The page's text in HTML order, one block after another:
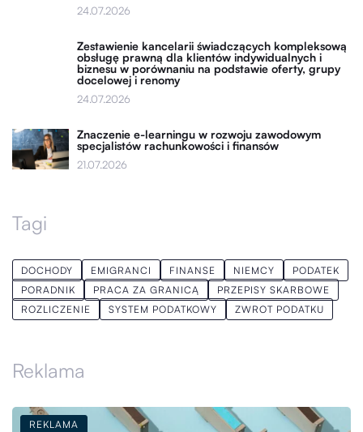
24.07.2026
Zestawienie kancelarii świadczących kompleksową
obsługę prawną dla klientów indywidualnych i
biznesu w porównaniu na podstawie oferty, grupy
docelowej i renomy
24.07.2026
Znaczenie e-learningu w rozwoju zawodowym
specjalistów rachunkowości i finansów
21.07.2026
Tagi
DOCHODY EMIGRANCI FINANSE NIEMCY
PODATEK
PORADNIK
PRACA ZA GRANICĄ
PRZEPISY SKARBOWE
ROZLICZENIE
SYSTEM PODATKOWY ZWROT PODATKU
Reklama
REKLAMA